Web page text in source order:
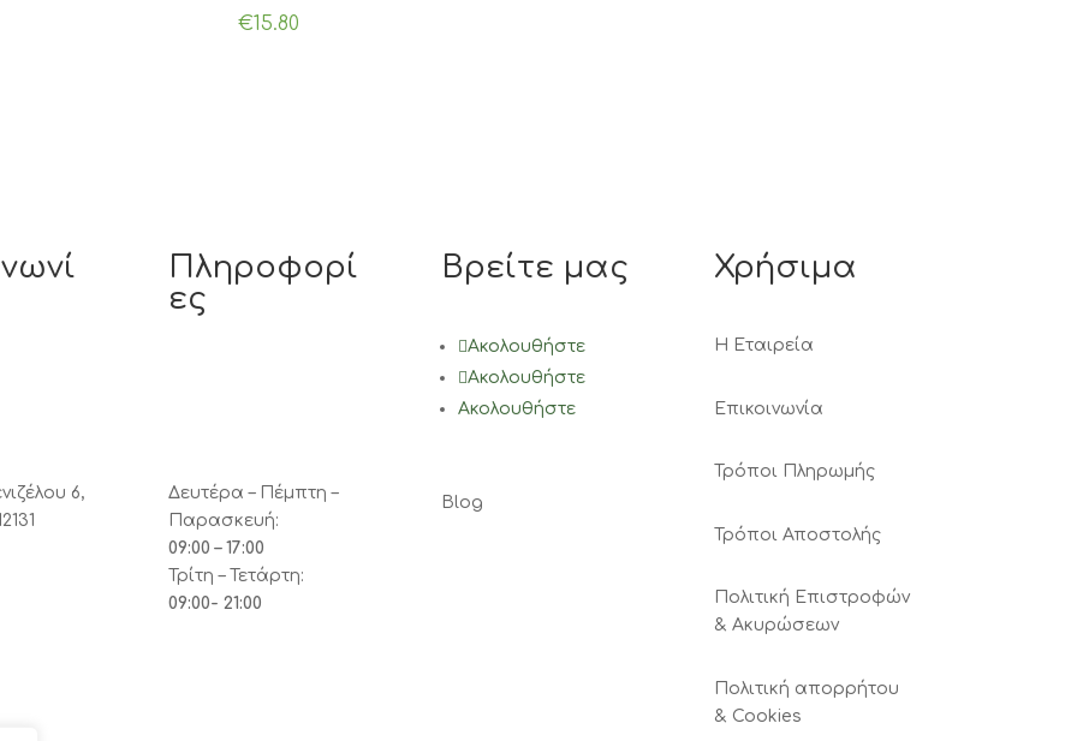
€15.80
6,
Πληροφορί
ες
Δευτέρα – Πέμπτη –
Παρασκευή:
09:00 – 17:00
Τρίτη – Τετάρτη:
09:00- 21:00
Βρείτε μας
Ακολουθήστε
Ακολουθήστε
Ακολουθήστε
Blog
Χρήσιμα
Η Εταιρεία
Επικοινωνία
Τρόποι Πληρωμής
Τρόποι Αποστολής
Πολιτική Επιστροφών
& Ακυρώσεων
Πολιτική απορρήτου
& Cookies